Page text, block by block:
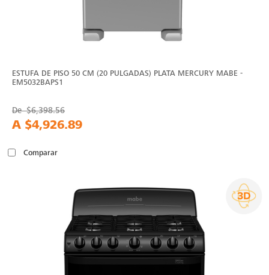
ESTUFA DE PISO 50 CM (20 PULGADAS) PLATA MERCURY MABE -
EM5032BAPS1
De$6,398.56
A $4,926.89
Comparar